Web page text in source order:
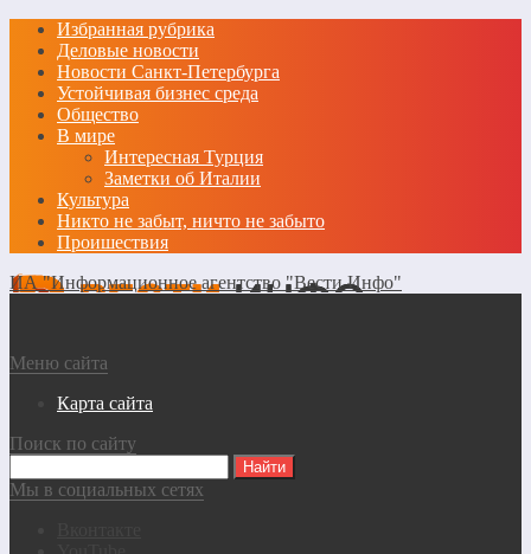
Избранная рубрика
Деловые новости
Новости Санкт-Петербурга
Устойчивая бизнес среда
Общество
В мире
Интересная Турция
Заметки об Италии
Культура
Никто не забыт, ничто не забыто
Проишествия
ИА "Информационное агентство "Вести Инфо"
Меню сайта
Карта сайта
Поиск по сайту
Мы в социальных сетях